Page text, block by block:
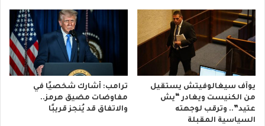
يوآف سيغالوفيتش يستقيل
من الكنيست ويغادر “يش
عتيد”.. وترقب لوجهته
السياسية المقبلة
ترامب: أشارك شخصيًا في
مفاوضات مضيق هرمز..
والاتفاق قد يُنجز قريبًا